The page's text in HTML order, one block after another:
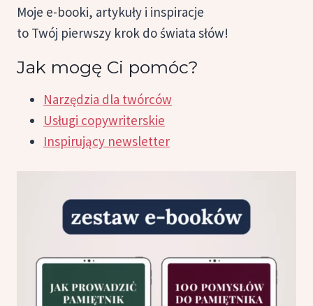
Moje e-booki, artykuły i inspiracje
to Twój pierwszy krok do świata słów!
Jak mogę Ci pomóc?
Narzędzia dla twórców
Usługi copywriterskie
Inspirujący newsletter